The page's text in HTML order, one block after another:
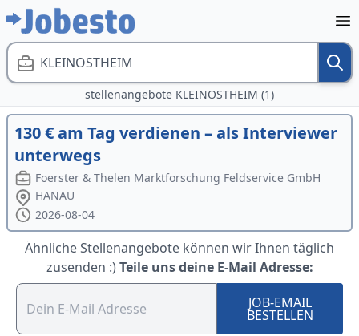
KLEINOSTHEIM
stellenangebote KLEINOSTHEIM (1)
130 € am Tag verdienen – als Interviewer
unterwegs
Foerster & Thelen Marktforschung Feldservice GmbH
HANAU
2026-08-04
Ähnliche Stellenangebote können wir Ihnen täglich
zusenden :) Teile uns deine E-Mail Adresse:
JOB-EMAIL
BESTELLEN